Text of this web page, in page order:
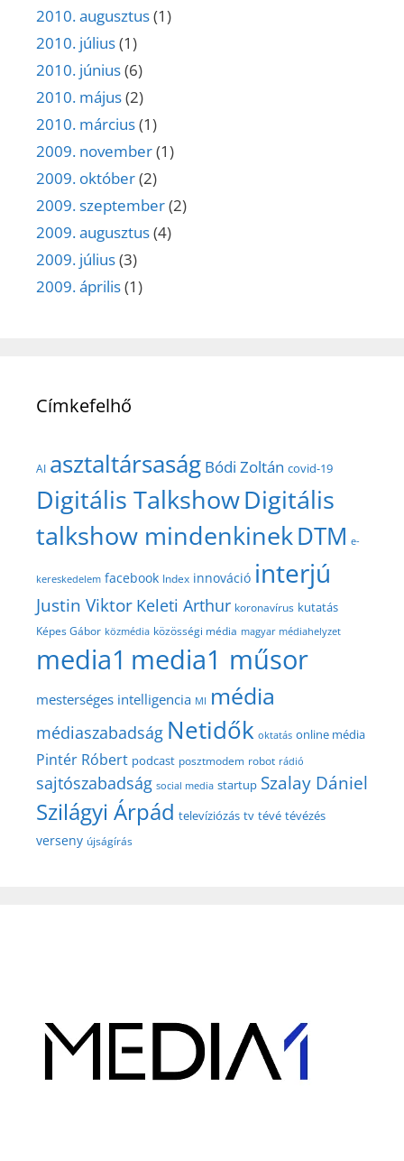
2010. augusztus(1)
2010. július(1)
2010. június(6)
2010. május(2)
2010. március(1)
2009. november(1)
2009. október(2)
2009. szeptember(2)
2009. augusztus(4)
2009. július(3)
2009. április(1)
Címkefelhő
AI asztaltársaság Bódi Zoltán covid-19
Digitális TalkshowDigitális
talkshow mindenkinekDTM e-
kereskedelem facebook Index innováció interjú
Justin Viktor Keleti Arthur koronavírus kutatás
Képes Gábor közmédia közösségi média magyar médiahelyzet
media1 media1 műsor
mesterséges intelligencia MI média
médiaszabadság Netidők oktatás online média
Pintér Róbert podcast posztmodem robot rádió
sajtószabadság social media startup Szalay Dániel
Szilágyi Árpád televíziózás tv tévé tévézés
verseny újságírás